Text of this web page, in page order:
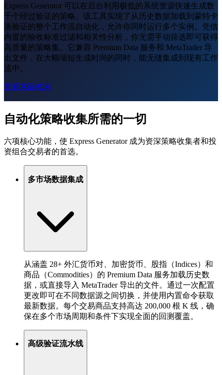
Express Generator 可以在后台利用极低的系统资源快速生成数
千个经过验证的策略。该工具实现了从历史数据加载到蒙特卡
洛验证的整个工作流自动化，允许你同时运行多个实例。凭借
内置的验收标准过滤和相关性分析，你无需手动筛选即可获得
高质量的策略集。它兼容 Premium Data 服务和 MetaTrader 导
出文件，在大幅缩短生成时间的同时，能无缝集成到现有工作
流中。
查看实际效果
自动化策略收集所需的一切
六项核心功能，使 Express Generator 成为资深策略收集者和投
资组合交易者的首选。
多市场数据集成
从涵盖 28+ 外汇货币对、加密货币、股指（Indices）和
商品（Commodities）的 Premium Data 服务加载历史数
据，或直接导入 MetaTrader 导出的文件。通过一次配置
更改即可在不同数据源之间切换，并使用内置命令获取
最新数据。每个交易商品支持高达 200,000 根 K 线，确
保在多个市场周期和条件下实现全面的回测覆盖。
高级验证流水线